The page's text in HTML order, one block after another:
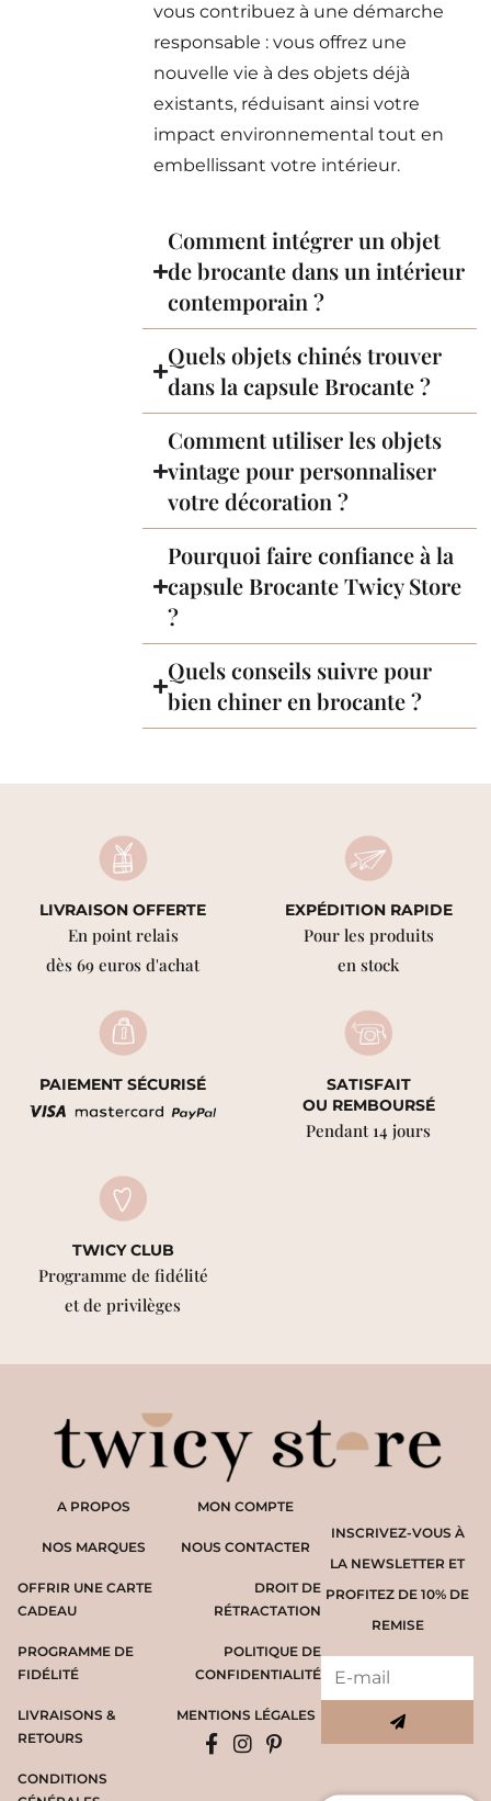
vous contribuez à une démarche
responsable : vous offrez une
nouvelle vie à des objets déjà
existants, réduisant ainsi votre
impact environnemental tout en
embellissant votre intérieur.
Comment intégrer un objet
de brocante dans un intérieur
contemporain ?
Quels objets chinés trouver
dans la capsule Brocante ?
Comment utiliser les objets
vintage pour personnaliser
votre décoration ?
Pourquoi faire confiance à la
capsule Brocante Twicy Store
?
Quels conseils suivre pour
bien chiner en brocante ?
LIVRAISON OFFERTE
En point relais
dès 69 euros d'achat
EXPÉDITION RAPIDE
Pour les produits
en stock
PAIEMENT SÉCURISÉ
SATISFAIT
OU REMBOURSÉ
Pendant 14 jours
TWICY CLUB
Programme de fidélité
et de privilèges
A PROPOS
NOS MARQUES
OFFRIR UNE CARTE
CADEAU
PROGRAMME DE
FIDÉLITÉ
LIVRAISONS &
RETOURS
CONDITIONS
INSCRIVEZ-VOUS À
LA NEWSLETTER ET
PROFITEZ DE 10% DE
REMISE
MON COMPTE
NOUS CONTACTER
DROIT DE
RÉTRACTATION
POLITIQUE DE
CONFIDENTIALITÉ
MENTIONS LÉGALES